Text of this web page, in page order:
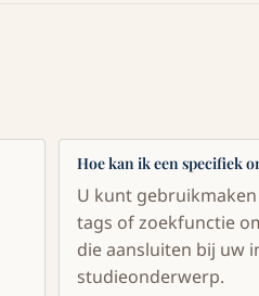
Hoe kan ik een specifiek
U kunt
tags of zoekfunctie
die aansluiten bij uw
studieonderwerp.